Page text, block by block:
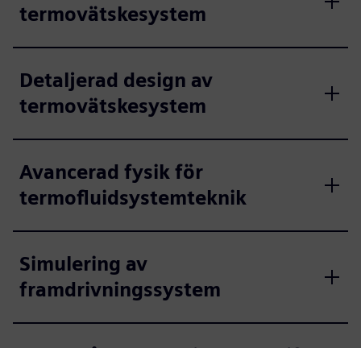
termovätskesystem
Detaljerad design av
termovätskesystem
Avancerad fysik för
termofluidsystemteknik
Simulering av
framdrivningssystem